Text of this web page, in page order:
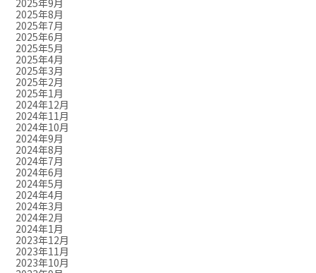
2025年9月
2025年8月
2025年7月
2025年6月
2025年5月
2025年4月
2025年3月
2025年2月
2025年1月
2024年12月
2024年11月
2024年10月
2024年9月
2024年8月
2024年7月
2024年6月
2024年5月
2024年4月
2024年3月
2024年2月
2024年1月
2023年12月
2023年11月
2023年10月